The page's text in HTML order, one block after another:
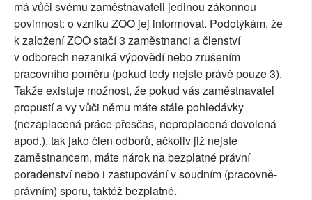
má vůči svému zaměstnavateli jedinou zákonnou
povinnost: o vzniku ZOO jej informovat. Podotýkám, že
k založení ZOO stačí 3 zaměstnanci a členství
v odborech nezaniká výpovědí nebo zrušením
pracovního poměru (pokud tedy nejste právě pouze 3).
Takže existuje možnost, že pokud vás zaměstnavatel
propustí a vy vůči němu máte stále pohledávky
(nezaplacená práce přesčas, neproplacená dovolená
apod.), tak jako člen odborů, ačkoliv již nejste
zaměstnancem, máte nárok na bezplatné právní
poradenství nebo i zastupování v soudním (pracovně-
právním) sporu, taktéž bezplatné.